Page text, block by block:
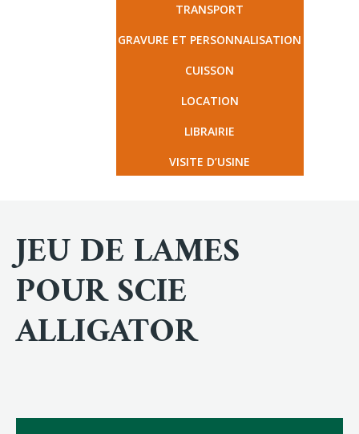
TRANSPORT
GRAVURE ET PERSONNALISATION
CUISSON
LOCATION
LIBRAIRIE
VISITE D’USINE
JEU DE LAMES
POUR SCIE
ALLIGATOR